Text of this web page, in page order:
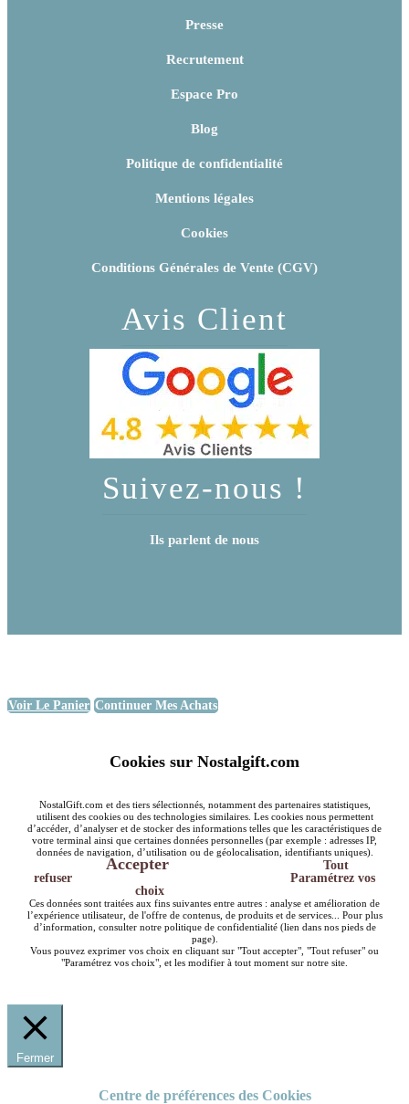
Presse
Recrutement
Espace Pro
Blog
Politique de confidentialité
Mentions légales
Cookies
Conditions Générales de Vente (CGV)
Avis Client
Suivez-nous !
Ils parlent de nous
Voir Le Panier Continuer Mes Achats
Cookies sur Nostalgift.com
NostalGift.com et des tiers sélectionnés, notamment des partenaires statistiques,
utilisent des cookies ou des technologies similaires. Les cookies nous permettent
d’accéder, d’analyser et de stocker des informations telles que les caractéristiques de
votre terminal ainsi que certaines données personnelles (par exemple : adresses IP,
données de navigation, d’utilisation ou de géolocalisation, identifiants uniques).
Accepter
Tout
refuser
Paramétrez vos
choix
Ces données sont traitées aux fins suivantes entre autres : analyse et amélioration de
l’expérience utilisateur, de l'offre de contenus, de produits et de services... Pour plus
d’information, consulter notre politique de confidentialité (lien dans nos pieds de
page).
Vous pouvez exprimer vos choix en cliquant sur "Tout accepter", "Tout refuser" ou
"Paramétrez vos choix", et les modifier à tout moment sur notre site.
Fermer
Centre de préférences des Cookies